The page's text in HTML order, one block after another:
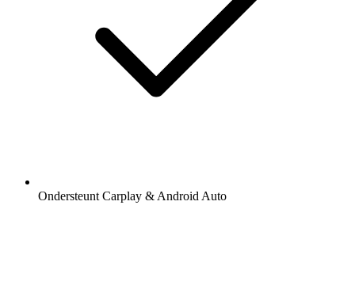
Ondersteunt Carplay & Android Auto